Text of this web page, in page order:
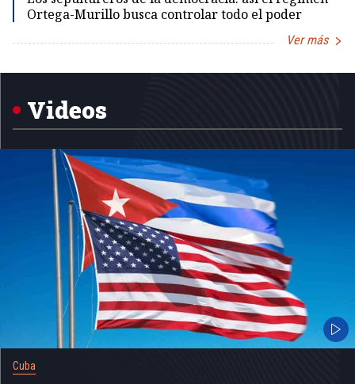
Ortega-Murillo busca controlar todo el poder
Ver más
1
Videos
Cuba